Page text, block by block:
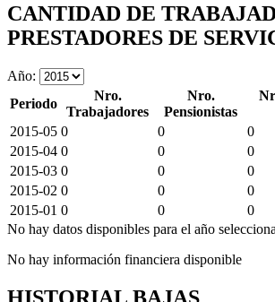
CANTIDAD DE
PRESTADORES DE
Año:
Periodo
Nro.
Trabajadores
Nro.
Pensionistas
2015-05 0 0
0
2015-04 0 0
0
2015-03 0 0
0
2015-02 0 0
0
2015-01 0 0
0
No hay datos disponibles para el año
No hay información financiera disponible
HISTORIAL BAJAS